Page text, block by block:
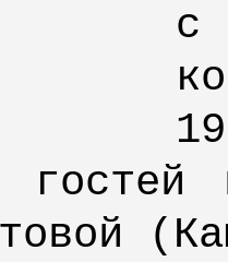
с
гостей